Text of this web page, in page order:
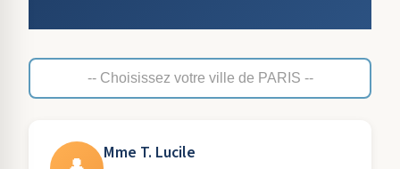
Mme T. Lucile